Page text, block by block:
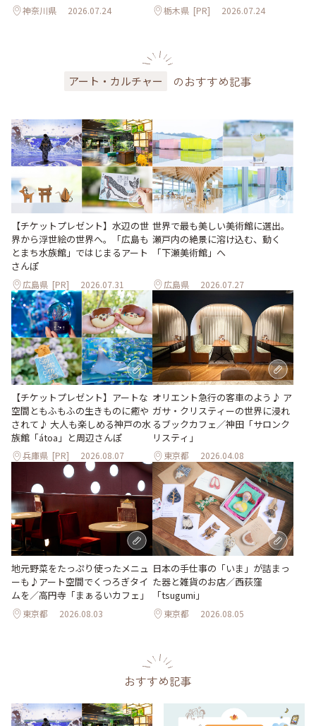
神奈川県 2026.07.24 栃木県 [PR] 2026.07.24
アート・カルチャー のおすすめ記事
【チケットプレゼント】水辺の世
界から浮世絵の世界へ。「広島も
とまち水族館」ではじまるアート
さんぽ
広島県 [PR] 2026.07.31
世界で最も美しい美術館に選出。
瀬戸内の絶景に溶け込む、動く
「下瀬美術館」へ
広島県 2026.07.27
【チケットプレゼント】アートな
空間ともふもふの生きものに癒や
されて♪ 大人も楽しめる神戸の水
族館「átoa」と周辺さんぽ
兵庫県 [PR] 2026.08.07
オリエント急行の客車のよう♪ ア
ガサ・クリスティーの世界に浸れ
るブックカフェ／神田「サロンク
リスティ」
東京都 2026.04.08
地元野菜をたっぷり使ったメニュ
ーも♪アート空間でくつろぎタイ
ムを／高円寺「まぁるいカフェ」
東京都 2026.08.03
日本の手仕事の「いま」が詰まっ
た器と雑貨のお店／西荻窪
「tsugumi」
東京都 2026.08.05
おすすめ記事